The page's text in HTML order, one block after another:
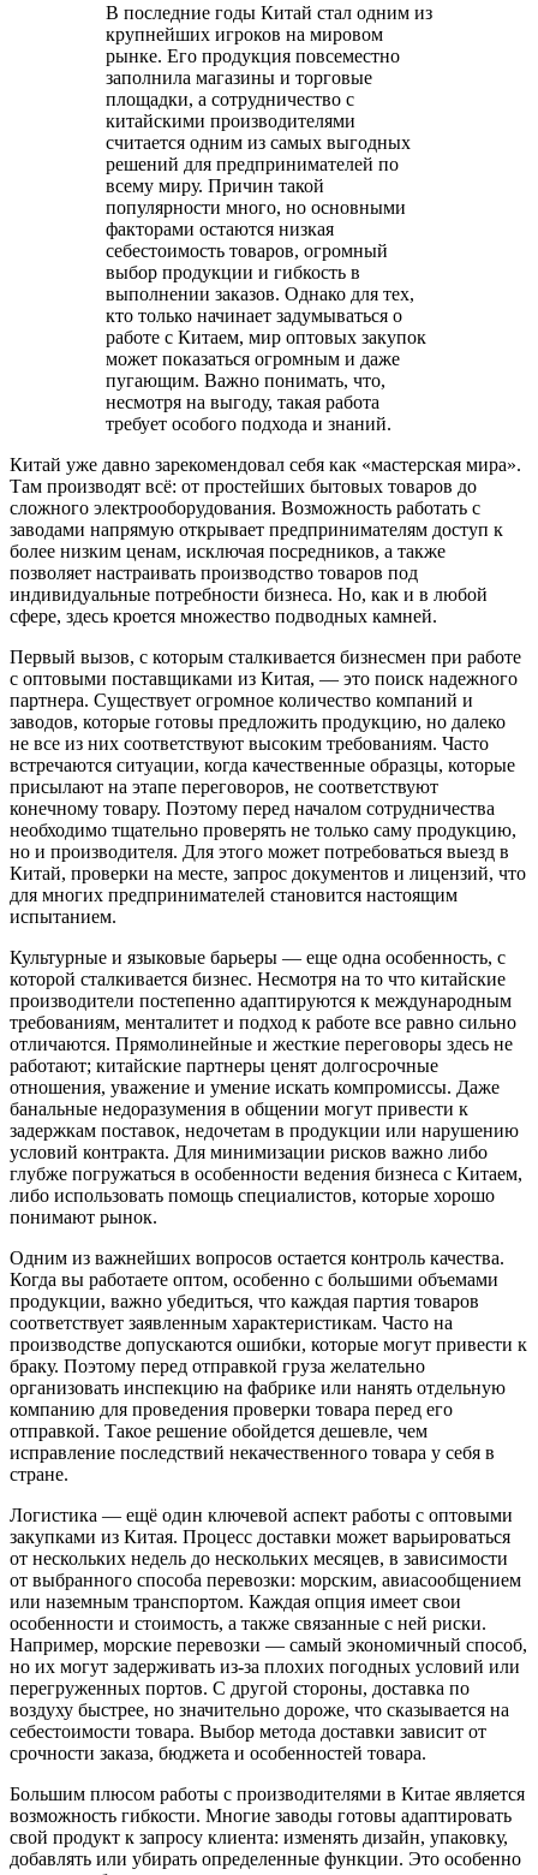
В последние годы Китай стал одним из
крупнейших игроков на мировом
рынке. Его продукция повсеместно
заполнила магазины и торговые
площадки, а сотрудничество с
китайскими производителями
считается одним из самых выгодных
решений для предпринимателей по
всему миру. Причин такой
популярности много, но основными
факторами остаются низкая
себестоимость товаров, огромный
выбор продукции и гибкость в
выполнении заказов. Однако для тех,
кто только начинает задумываться о
работе с Китаем, мир оптовых закупок
может показаться огромным и даже
пугающим. Важно понимать, что,
несмотря на выгоду, такая работа
требует особого подхода и знаний.
Китай уже давно зарекомендовал себя как «мастерская мира».
Там производят всё: от простейших бытовых товаров до
сложного электрооборудования. Возможность работать с
заводами напрямую открывает предпринимателям доступ к
более низким ценам, исключая посредников, а также
позволяет настраивать производство товаров под
индивидуальные потребности бизнеса. Но, как и в любой
сфере, здесь кроется множество подводных камней.
Первый вызов, с которым сталкивается бизнесмен при работе
с оптовыми поставщиками из Китая, — это поиск надежного
партнера. Существует огромное количество компаний и
заводов, которые готовы предложить продукцию, но далеко
не все из них соответствуют высоким требованиям. Часто
встречаются ситуации, когда качественные образцы, которые
присылают на этапе переговоров, не соответствуют
конечному товару. Поэтому перед началом сотрудничества
необходимо тщательно проверять не только саму продукцию,
но и производителя. Для этого может потребоваться выезд в
Китай, проверки на месте, запрос документов и лицензий, что
для многих предпринимателей становится настоящим
испытанием.
Культурные и языковые барьеры — еще одна особенность, с
которой сталкивается бизнес. Несмотря на то что китайские
производители постепенно адаптируются к международным
требованиям, менталитет и подход к работе все равно сильно
отличаются. Прямолинейные и жесткие переговоры здесь не
работают; китайские партнеры ценят долгосрочные
отношения, уважение и умение искать компромиссы. Даже
банальные недоразумения в общении могут привести к
задержкам поставок, недочетам в продукции или нарушению
условий контракта. Для минимизации рисков важно либо
глубже погружаться в особенности ведения бизнеса с Китаем,
либо использовать помощь специалистов, которые хорошо
понимают рынок.
Одним из важнейших вопросов остается контроль качества.
Когда вы работаете оптом, особенно с большими объемами
продукции, важно убедиться, что каждая партия товаров
соответствует заявленным характеристикам. Часто на
производстве допускаются ошибки, которые могут привести к
браку. Поэтому перед отправкой груза желательно
организовать инспекцию на фабрике или нанять отдельную
компанию для проведения проверки товара перед его
отправкой. Такое решение обойдется дешевле, чем
исправление последствий некачественного товара у себя в
стране.
Логистика — ещё один ключевой аспект работы с оптовыми
закупками из Китая. Процесс доставки может варьироваться
от нескольких недель до нескольких месяцев, в зависимости
от выбранного способа перевозки: морским, авиасообщением
или наземным транспортом. Каждая опция имеет свои
особенности и стоимость, а также связанные с ней риски.
Например, морские перевозки — самый экономичный способ,
но их могут задерживать из-за плохих погодных условий или
перегруженных портов. С другой стороны, доставка по
воздуху быстрее, но значительно дороже, что сказывается на
себестоимости товара. Выбор метода доставки зависит от
срочности заказа, бюджета и особенностей товара.
Большим плюсом работы с производителями в Китае является
возможность гибкости. Многие заводы готовы адаптировать
свой продукт к запросу клиента: изменять дизайн, упаковку,
добавлять или убирать определенные функции. Это особенно